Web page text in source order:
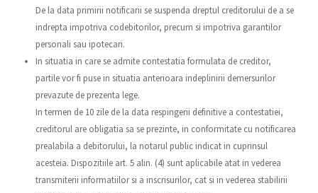
De la data primirii notificarii se suspenda dreptul creditorului de a se
indrepta impotriva codebitorilor, precum si impotriva garantilor
personali sau ipotecari.
In situatia in care se admite contestatia formulata de creditor,
partile vor fi puse in situatia anterioara indeplinirii demersurilor
prevazute de prezenta lege.
In termen de 10 zile de la data respingerii definitive a contestatiei,
creditorul are obligatia sa se prezinte, in conformitate cu notificarea
prealabila a debitorului, la notarul public indicat in cuprinsul
acesteia. Dispozitiile art. 5 alin. (4) sunt aplicabile atat in vederea
transmiterii informatiilor si a inscrisurilor, cat si in vederea stabilirii